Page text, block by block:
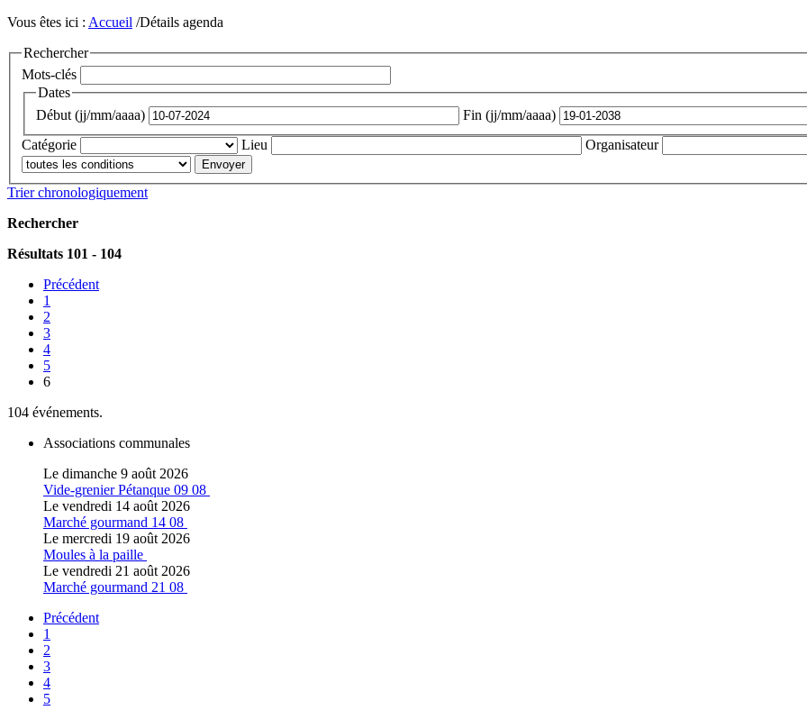
Vous êtes ici : Accueil /Détails agenda
Rechercher
Mots-clés
Dates
Début (jj/mm/aaaa)
Fin (jj/mm/aaaa)
Catégorie
Lieu Organisateur
Trier chronologiquement
Rechercher
Résultats 101 - 104
Précédent
1
2
3
4
5
6
104 événements.
Associations communales
Le dimanche 9 août 2026
Vide-grenier Pétanque 09 08
Le vendredi 14 août 2026
Marché gourmand 14 08
Le mercredi 19 août 2026
Moules à la paille
Le vendredi 21 août 2026
Marché gourmand 21 08
Précédent
1
2
3
4
5